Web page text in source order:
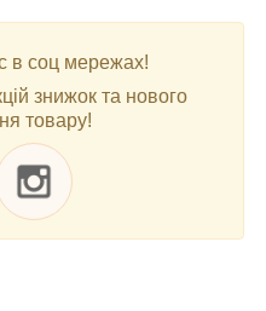
в соц мережах!
знижок та нового
товару!